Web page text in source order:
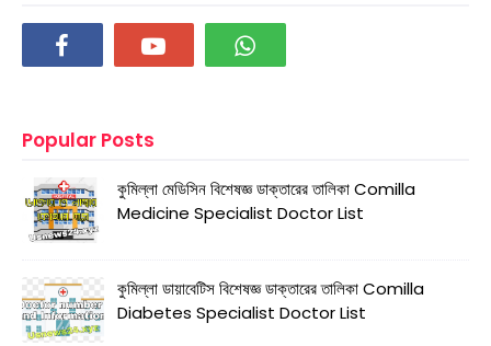
Popular Posts
কুমিল্লা মেডিসিন বিশেষজ্ঞ ডাক্তারের তালিকা Comilla
Medicine Specialist Doctor List
কুমিল্লা ডায়াবেটিস বিশেষজ্ঞ ডাক্তারের তালিকা Comilla
Diabetes Specialist Doctor List